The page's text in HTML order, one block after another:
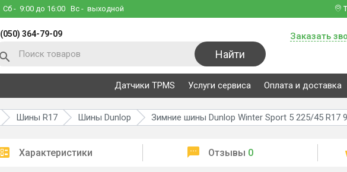
Сб - 9:00 до 16:00 Вс - выходной
(050) 364-79-09
Найти
Заказать
Датчики TPMS Услуги сервиса Оплата и доставка
Шины R17 Шины Dunlop Зимние шины Dunlop Winter Sport 5 225/45 R17
Характеристики Отзывы 0